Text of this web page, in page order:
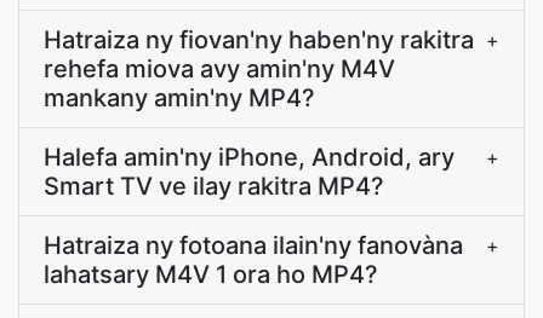
Hatraiza ny fiovan'ny haben'ny rakitra
rehefa miova avy amin'ny M4V
mankany amin'ny MP4?
+
Halefa amin'ny iPhone, Android, ary
Smart TV ve ilay rakitra MP4?
+
Hatraiza ny fotoana ilain'ny fanovàna
lahatsary M4V 1 ora ho MP4?
+